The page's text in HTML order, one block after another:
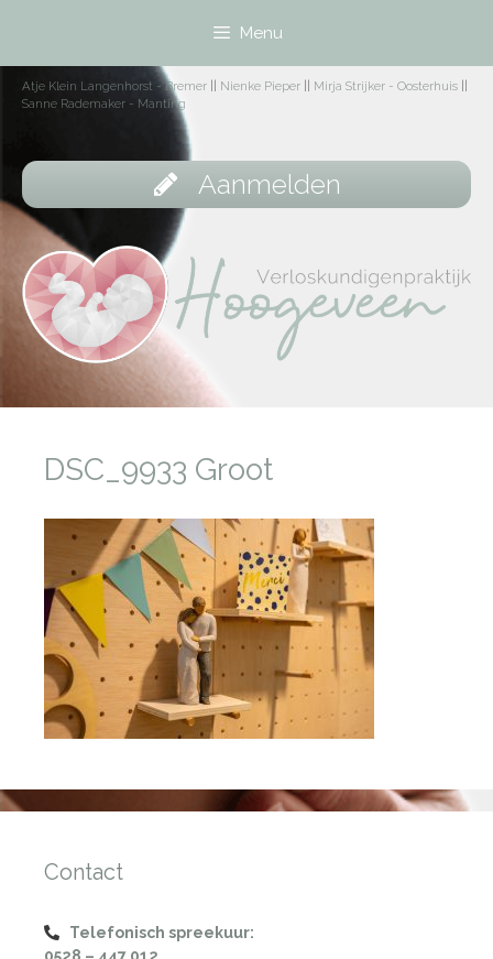
Menu
Atje Klein Langenhorst - Bremer Nienke Pieper Mirja Strijker - Oosterhuis
Sanne Rademaker - Manting
Aanmelden
DSC_9933 Groot
Contact
Telefonisch spreekuur: